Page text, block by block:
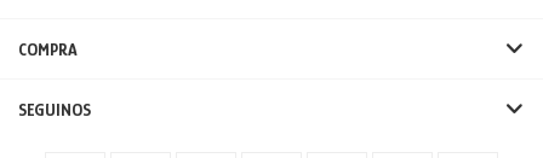
COMPRA
SEGUINOS